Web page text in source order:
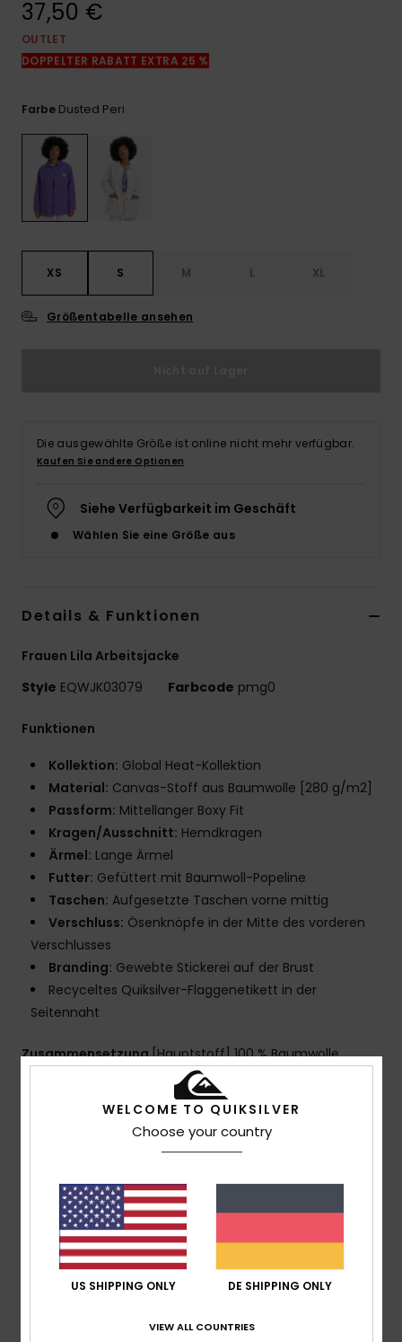
ansehen
37,50 €
OUTLET
DOPPELTER RABATT EXTRA 25 %
Farbe Dusted Peri
XS S M L XL
Größentabelle ansehen
Die ausgewählte Größe ist online nicht mehr verfügbar.
Kaufen Sie andere Optionen
Siehe Verfügbarkeit im Geschäft
Wählen Sie eine Größe aus
Details & Funktionen
Frauen Lila Arbeitsjacke
Style EQWJK03079 Farbcode pmg0
Funktionen
Kollektion: Global Heat-Kollektion
Material: Canvas-Stoff aus Baumwolle [280 g/m2]
Passform: Mittellanger Boxy Fit
Kragen/Ausschnitt: Hemdkragen
Ärmel: Lange Ärmel
Futter: Gefüttert mit Baumwoll-Popeline
Taschen: Aufgesetzte Taschen vorne mittig
Verschluss: Ösenknöpfe in der Mitte des vorderen
Verschlusses
Branding: Gewebte Stickerei auf der Brust
Recyceltes Quiksilver-Flaggenetikett in der
Seitennaht
Zusammensetzung[Hauptstoff] 100 % Baumwolle
Versand & Rückversand
Kundenbewertungen
Durchschnittliche Bewertung
4.0
WELCOME TO QUIKSILVER
Choose your country
US SHIPPING ONLY DE SHIPPING ONLY
VIEW ALL COUNTRIES